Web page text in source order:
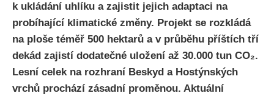
k ukládání uhlíku a zajistit jejich adaptaci na
probíhající klimatické změny. Projekt se rozkládá
na ploše téměř 500 hektarů a v průběhu příštích tří
dekád zajistí dodatečné uložení až 30.000 tun CO₂.
Lesní celek na rozhraní Beskyd a Hostýnských
vrchů prochází zásadní proměnou. Aktuální